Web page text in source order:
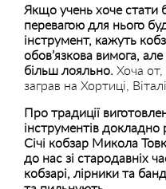
Якщо учень хоче стати
перевагою для нього
інструмент, кажуть
обов’язкова вимога,
більш лояльно. Хоча от,
заграв на Хортиці,
Про традиції
інструментів докладно
Січі кобзар Микола
до нас зі стародавніх
кобзарі, лірники та